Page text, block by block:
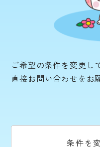
ご希望の条件を変更し
直接お問い合わせをお
条件を